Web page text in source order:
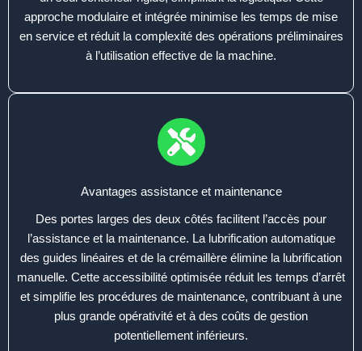
approche modulaire et intégrée minimise les temps de mise
en service et réduit la complexité des opérations préliminaires
à l’utilisation effective de la machine.
Avantages assistance et maintenance
Des portes larges des deux côtés facilitent l’accès pour
l’assistance et la maintenance. La lubrification automatique
des guides linéaires et de la crémaillère élimine la lubrification
manuelle. Cette accessibilité optimisée réduit les temps d’arrêt
et simplifie les procédures de maintenance, contribuant à une
plus grande opérativité et à des coûts de gestion
potentiellement inférieurs.